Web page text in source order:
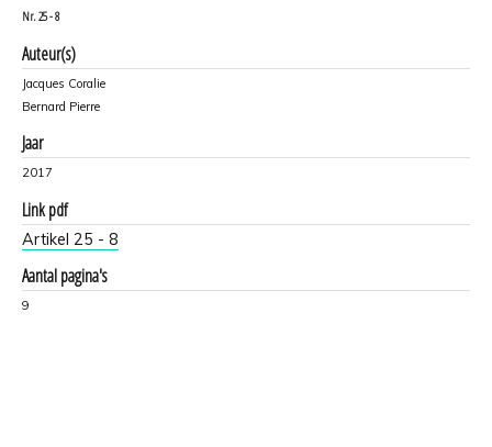
Nr. 25 - 8
Auteur(s)
Jacques Coralie
Bernard Pierre
Jaar
2017
Link pdf
Artikel 25 - 8
Aantal pagina's
9